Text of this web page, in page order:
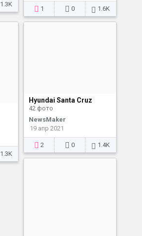
1.3K
1 0 1.6K
1.3K
Hyundai Santa Cruz
42 фото
NewsMaker
19 апр 2021
2 0 1.4K